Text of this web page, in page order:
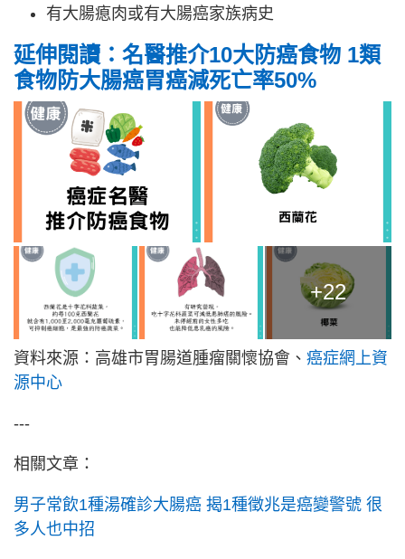
有大腸瘜肉或有大腸癌家族病史
延伸閱讀：名醫推介10大防癌食物 1類
食物防大腸癌胃癌減死亡率50%
+22
資料來源：高雄市胃腸道腫瘤關懷協會、 癌症網上資
源中心
---
相關文章：
男子常飲1種湯確診大腸癌 揭1種徵兆是癌變警號 很
多人也中招